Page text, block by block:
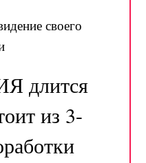
своего
длится
из 3-